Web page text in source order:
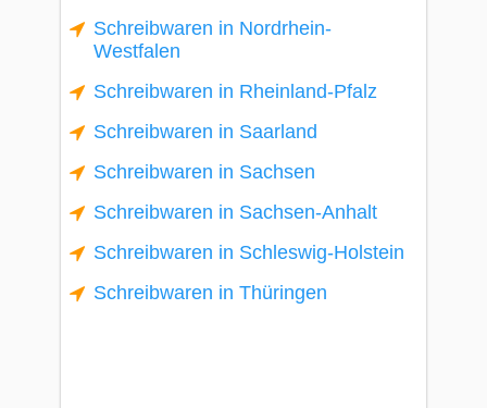
Schreibwaren in Nordrhein-
Westfalen
Schreibwaren in Rheinland-Pfalz
Schreibwaren in Saarland
Schreibwaren in Sachsen
Schreibwaren in Sachsen-Anhalt
Schreibwaren in Schleswig-Holstein
Schreibwaren in Thüringen